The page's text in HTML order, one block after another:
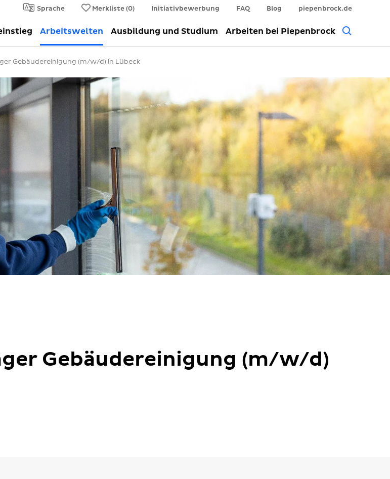
Sprache Merkliste (0) Initiativbewerbung FAQ Blog piepenbrock.de
Arbeitswelten Ausbildung und Studium Arbeiten bei Piepenbrock
Gebäudereinigung (m/w/d) in Lübeck
Gebäudereinigung (m/w/d)